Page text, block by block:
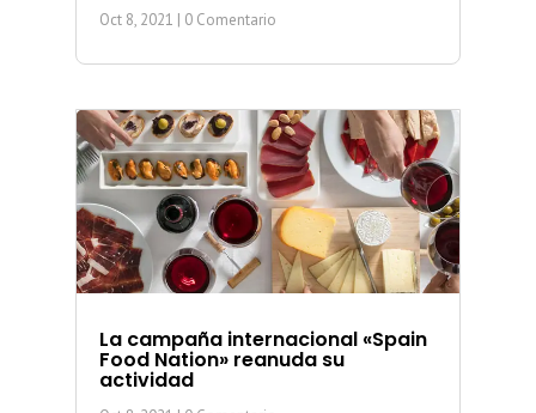
Oct 8, 2021 | 0 Comentario
La campaña internacional «Spain
Food Nation» reanuda su
actividad